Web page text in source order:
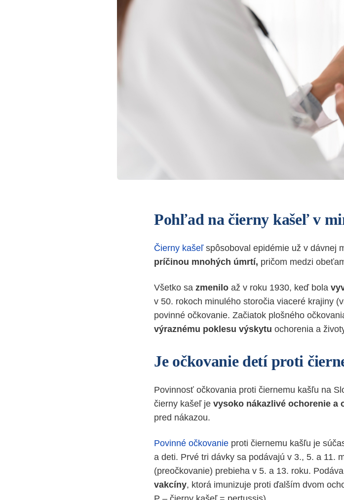
Pohľad na čierny kašeľ v
Čierny kašeľspôsoboval epidémie už v dávnej
príčinou mnohých úmrtí, pričom medzi
Všetko sa zmenilo až v roku 1930, keď bola
v 50. rokoch minulého storočia viaceré krajiny
povinné očkovanie. Začiatok plošného
výraznému poklesu výskytu ochorenia a
Je očkovanie detí proti
Povinnosť očkovania proti čiernemu kašľu na
čierny kašeľ je vysoko nákazlivé ochorenie a
pred nákazou.
Povinné očkovanie proti čiernemu kašľu je
a deti. Prvé tri dávky sa podávajú v 3., 5. a 11.
(preočkovanie) prebieha v 5. a 13. roku.
vakcíny, ktorá imunizuje proti ďalším dvom